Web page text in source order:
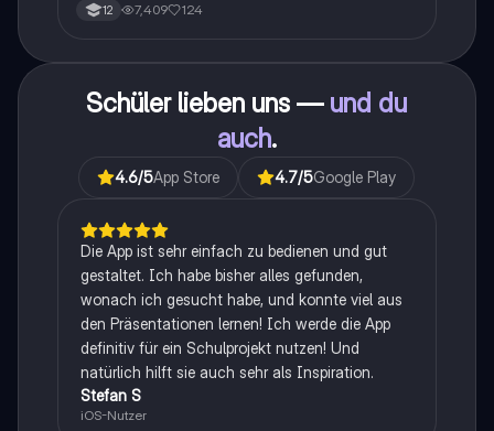
12 7,409 124
Schüler lieben uns — und du
auch.
4.6/5App Store 4.7/5Google Play
Die App ist sehr einfach zu bedienen und gut
gestaltet. Ich habe bisher alles gefunden,
wonach ich gesucht habe, und konnte viel aus
den Präsentationen lernen! Ich werde die App
definitiv für ein Schulprojekt nutzen! Und
natürlich hilft sie auch sehr als Inspiration.
Stefan S
iOS-Nutzer